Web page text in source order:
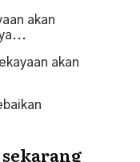
akan
akan